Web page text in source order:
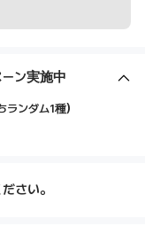
ン実施中
ンダム1種）
さい。